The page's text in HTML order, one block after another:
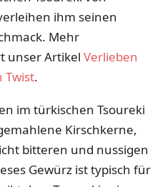
ihm seinen
Mehr
unser Artikel Verlieben
Twist.
im türkischen Tsoureki
Kirschkerne,
bitteren und nussigen
Gewürz ist typisch für